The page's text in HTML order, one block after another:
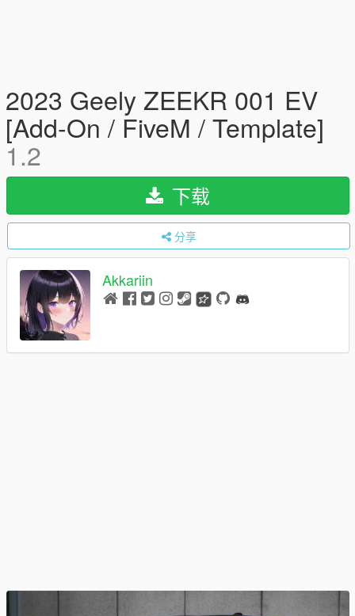
2023 Geely ZEEKR 001 EV
[Add-On / FiveM / Template]
1.2
下载
分享
Akkariin